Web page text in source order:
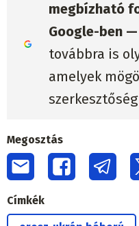
megbízható
Google-ben —
továbbra is
amelyek
Megosztás
Címkék